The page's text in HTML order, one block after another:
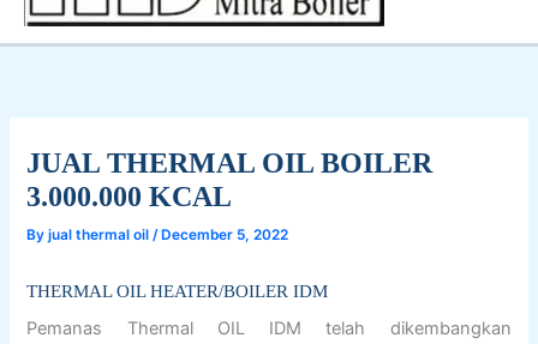
JUAL THERMAL OIL BOILER
3.000.000 KCAL
Byjual thermal oil/ December 5, 2022
THERMAL OIL HEATER/BOILER IDM
Pemanas Thermal OIL IDM telah dikembangkan